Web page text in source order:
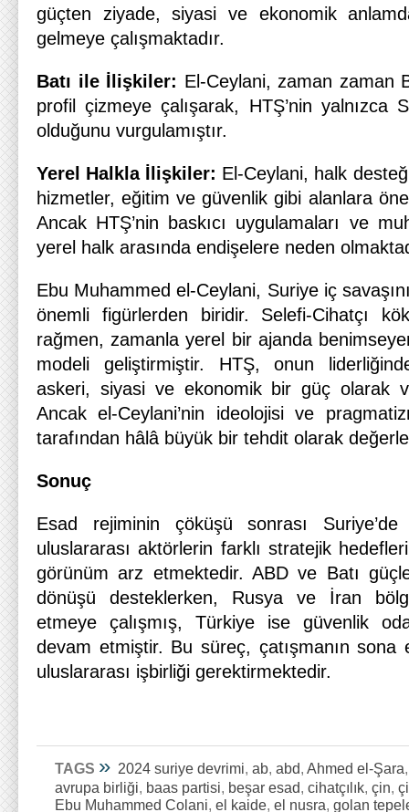
güçten ziyade, siyasi ve ekonomik
gelmeye çalışmaktadır.
Batı ile İlişkiler: El-Ceylani, zaman zaman
profil çizmeye çalışarak, HTŞ’nin yalnızca
olduğunu vurgulamıştır.
Yerel Halkla İlişkiler: El-Ceylani, halk
hizmetler, eğitim ve güvenlik gibi alanlara
Ancak HTŞ’nin baskıcı uygulamaları ve
yerel halk arasında endişelere neden
Ebu Muhammed el-Ceylani, Suriye iç
önemli figürlerden biridir. Selefi-Cihatçı
rağmen, zamanla yerel bir ajanda
modeli geliştirmiştir. HTŞ, onun
askeri, siyasi ve ekonomik bir güç olarak
Ancak el-Ceylani’nin ideolojisi ve
tarafından hâlâ büyük bir tehdit olarak
Sonuç
Esad rejiminin çöküşü sonrası
uluslararası aktörlerin farklı stratejik
görünüm arz etmektedir. ABD ve Batı
dönüşü desteklerken, Rusya ve İran
etmeye çalışmış, Türkiye ise güvenlik
devam etmiştir. Bu süreç, çatışmanın sona
uluslararası işbirliği gerektirmektedir.
TAGS » 2024 suriye devrimi, ab, abd, Ahmed el-Şara
avrupa birliği, baas partisi, beşar esad, cihatçılık, çin,
Ebu Muhammed Colani, el kaide, el nusra, golan